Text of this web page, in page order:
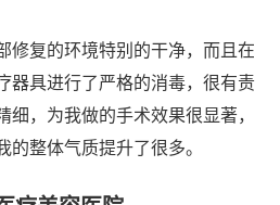
修复的环境特别的干净，而且在
器具进行了严格的消毒，很有责
，为我做的手术效果很显著，
的整体气质提升了很多。